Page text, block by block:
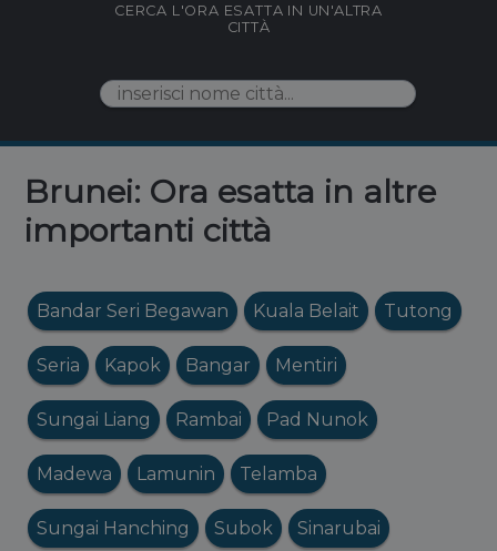
CERCA L'ORA ESATTA IN UN'ALTRA
CITTÀ
Brunei: Ora esatta in altre
importanti città
Bandar Seri Begawan Kuala Belait Tutong
Seria Kapok Bangar Mentiri
Sungai Liang Rambai Pad Nunok
Madewa Lamunin Telamba
Sungai Hanching Subok Sinarubai